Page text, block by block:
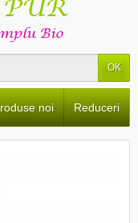
OK
Reduceri
noi